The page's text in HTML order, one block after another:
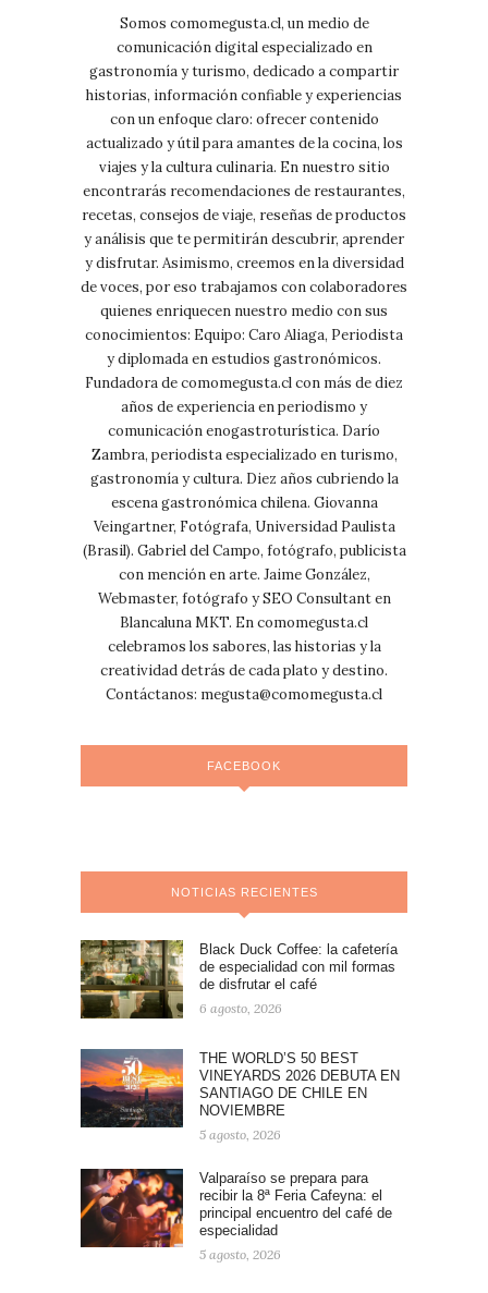
Somos comomegusta.cl, un medio de
comunicación digital especializado en
gastronomía y turismo, dedicado a compartir
historias, información confiable y experiencias
con un enfoque claro: ofrecer contenido
actualizado y útil para amantes de la cocina, los
viajes y la cultura culinaria. En nuestro sitio
encontrarás recomendaciones de restaurantes,
recetas, consejos de viaje, reseñas de productos
y análisis que te permitirán descubrir, aprender
y disfrutar. Asimismo, creemos en la diversidad
de voces, por eso trabajamos con colaboradores
quienes enriquecen nuestro medio con sus
conocimientos: Equipo: Caro Aliaga, Periodista
y diplomada en estudios gastronómicos.
Fundadora de comomegusta.cl con más de diez
años de experiencia en periodismo y
comunicación enogastroturística. Darío
Zambra, periodista especializado en turismo,
gastronomía y cultura. Diez años cubriendo la
escena gastronómica chilena. Giovanna
Veingartner, Fotógrafa, Universidad Paulista
(Brasil). Gabriel del Campo, fotógrafo, publicista
con mención en arte. Jaime González,
Webmaster, fotógrafo y SEO Consultant en
Blancaluna MKT. En comomegusta.cl
celebramos los sabores, las historias y la
creatividad detrás de cada plato y destino.
Contáctanos: megusta@comomegusta.cl
FACEBOOK
NOTICIAS RECIENTES
Black Duck Coffee: la cafetería
de especialidad con mil formas
de disfrutar el café
6 agosto, 2026
THE WORLD’S 50 BEST
VINEYARDS 2026 DEBUTA EN
SANTIAGO DE CHILE EN
NOVIEMBRE
5 agosto, 2026
Valparaíso se prepara para
recibir la 8ª Feria Cafeyna: el
principal encuentro del café de
especialidad
5 agosto, 2026